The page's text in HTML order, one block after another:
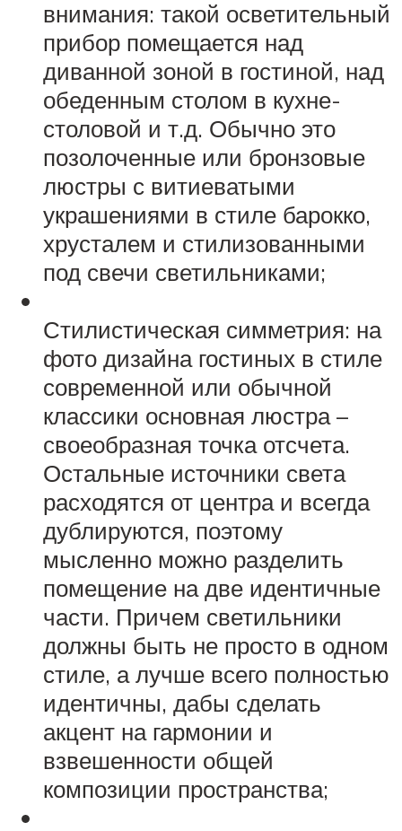
внимания: такой осветительный
прибор помещается над
диванной зоной в гостиной, над
обеденным столом в кухне-
столовой и т.д. Обычно это
позолоченные или бронзовые
люстры с витиеватыми
украшениями в стиле барокко,
хрусталем и стилизованными
под свечи светильниками;
Стилистическая симметрия: на
фото дизайна гостиных в стиле
современной или обычной
классики основная люстра –
своеобразная точка отсчета.
Остальные источники света
расходятся от центра и всегда
дублируются, поэтому
мысленно можно разделить
помещение на две идентичные
части. Причем светильники
должны быть не просто в одном
стиле, а лучше всего полностью
идентичны, дабы сделать
акцент на гармонии и
взвешенности общей
композиции пространства;